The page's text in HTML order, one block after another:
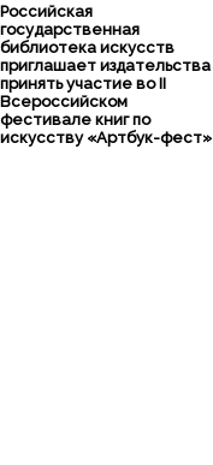
Российская
государственная
библиотека искусств
приглашает издательства
принять участие во II
Всероссийском
фестивале книг по
искусству «Артбук-фест»